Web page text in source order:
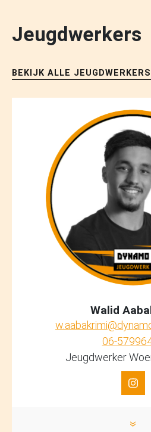
Jeugdwerkers
BEKIJK ALLE JEUGDWERKERS
Walid
06-
Jeugdwerker
»